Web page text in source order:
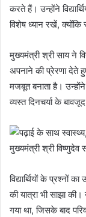
करते हैं। उन्होंने
विशेष ध्यान रखें, क्योंकि
मुख्यमंत्री श्री साय ने
अपनाने की प्रेरणा देते
मजबूत बनाता है।
व्यस्त दिनचर्या के
विद्यार्थियों के प्रश्नों
की यात्रा भी साझा
गया था, जिसके बाद